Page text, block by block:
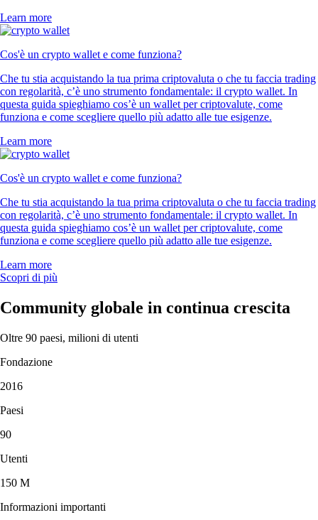
Learn more
Cos'è un crypto wallet e come funziona?
Che tu stia acquistando la tua prima criptovaluta o che tu faccia trading
con regolarità, c’è uno strumento fondamentale: il crypto wallet. In
questa guida spieghiamo cos’è un wallet per criptovalute, come
funziona e come scegliere quello più adatto alle tue esigenze.
Learn more
Cos'è un crypto wallet e come funziona?
Che tu stia acquistando la tua prima criptovaluta o che tu faccia trading
con regolarità, c’è uno strumento fondamentale: il crypto wallet. In
questa guida spieghiamo cos’è un wallet per criptovalute, come
funziona e come scegliere quello più adatto alle tue esigenze.
Learn more
Scopri di più
Community globale in continua crescita
Oltre 90 paesi, milioni di utenti
Fondazione
2016
Paesi
90
Utenti
150 M
Informazioni importanti